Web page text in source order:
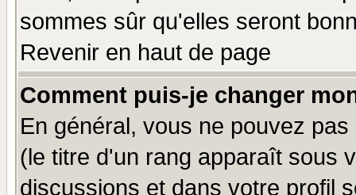
sommes sûr qu'elles seront
Revenir en haut de page
Comment puis-je changer
En général, vous ne pouvez
(le titre d'un rang apparaît sous
discussions et dans votre profil